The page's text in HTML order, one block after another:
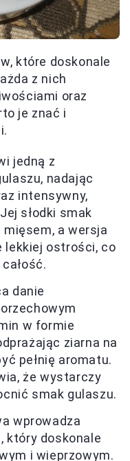
które doskonale
z nich
oraz
je znać i
jedną z
nadając
intensywny,
słodki smak
a wersja
lekkiej ostrości, co
danie
w formie
ziarna na
pełnię aromatu.
że wystarczy
smak gulaszu.
wprowadza
który doskonale
i wieprzowym.